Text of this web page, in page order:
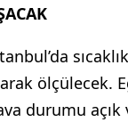
ölçülecek.
durumu açık